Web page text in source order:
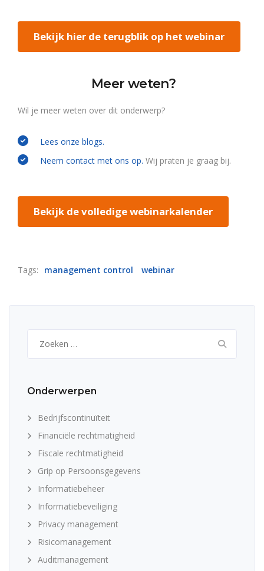
Bekijk hier de terugblik op het webinar
Meer weten?
Wil je meer weten over dit onderwerp?
Lees onze blogs.
Neem contact met ons op. Wij praten je graag bij.
Bekijk de volledige webinarkalender
Tags: management control webinar
naar:
Onderwerpen
Bedrijfscontinuïteit
Financiële rechtmatigheid
Fiscale rechtmatigheid
Grip op Persoonsgegevens
Informatiebeheer
Informatiebeveiliging
Privacy management
Risicomanagement
Auditmanagement